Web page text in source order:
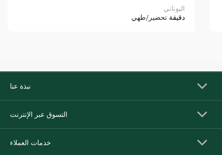
اليوناني
دقيقة تحضير/طهي
نبذة عنا
التسوق عبر الإنترنت
خدمات العملاء